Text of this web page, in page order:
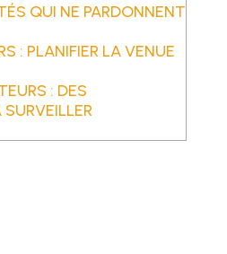
QUI NE PARDONNENT
: PLANIFIER LA VENUE
: DES